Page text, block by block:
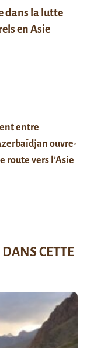
dans la lutte
en Asie
entre
ouvre-
route vers l’Asie
CETTE